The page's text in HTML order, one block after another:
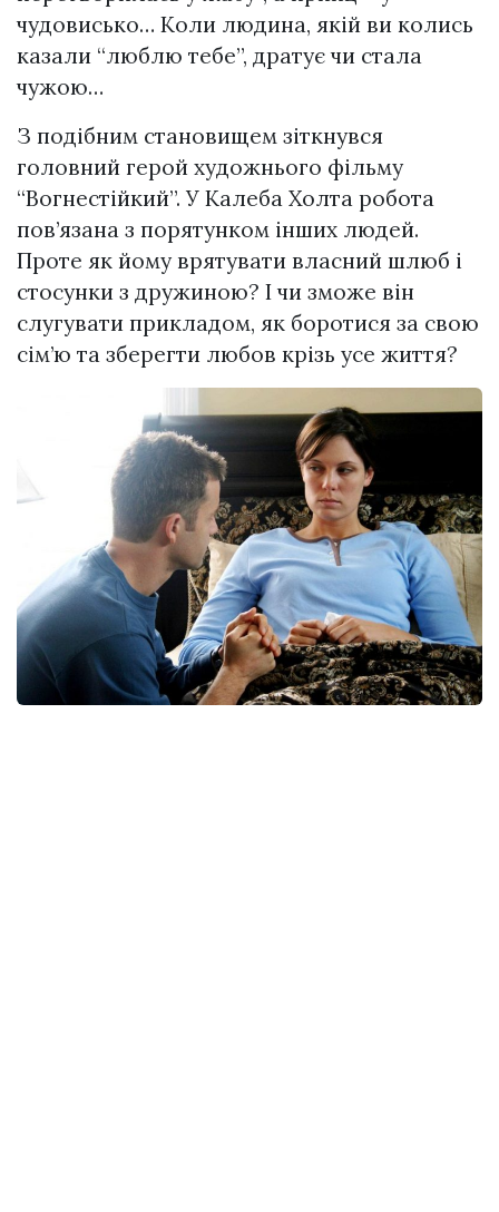
чудовисько… Коли людина, якій ви колись
казали “люблю тебе”, дратує чи стала
чужою…
З подібним становищем зіткнувся
головний герой художнього фільму
“Вогнестійкий”. У Калеба Холта робота
пов’язана з порятунком інших людей.
Проте як йому врятувати власний шлюб і
стосунки з дружиною? І чи зможе він
слугувати прикладом, як боротися за свою
сім’ю та зберегти любов крізь усе життя?